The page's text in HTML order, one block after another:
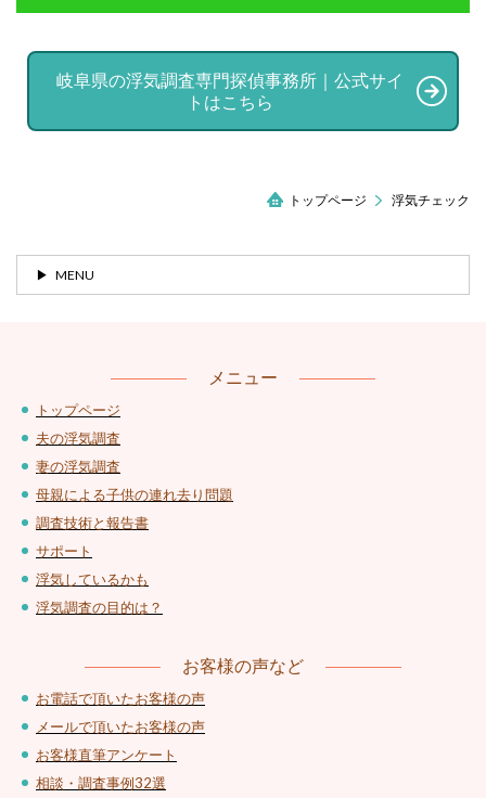
岐阜県の浮気調査専門探偵事務所｜公式サイ
トはこちら
トップページ 浮気チェック
MENU
メニュー
トップページ
夫の浮気調査
妻の浮気調査
母親による子供の連れ去り問題
調査技術と報告書
サポート
浮気しているかも
浮気調査の目的は？
お客様の声など
お電話で頂いたお客様の声
メールで頂いたお客様の声
お客様直筆アンケート
相談・調査事例32選